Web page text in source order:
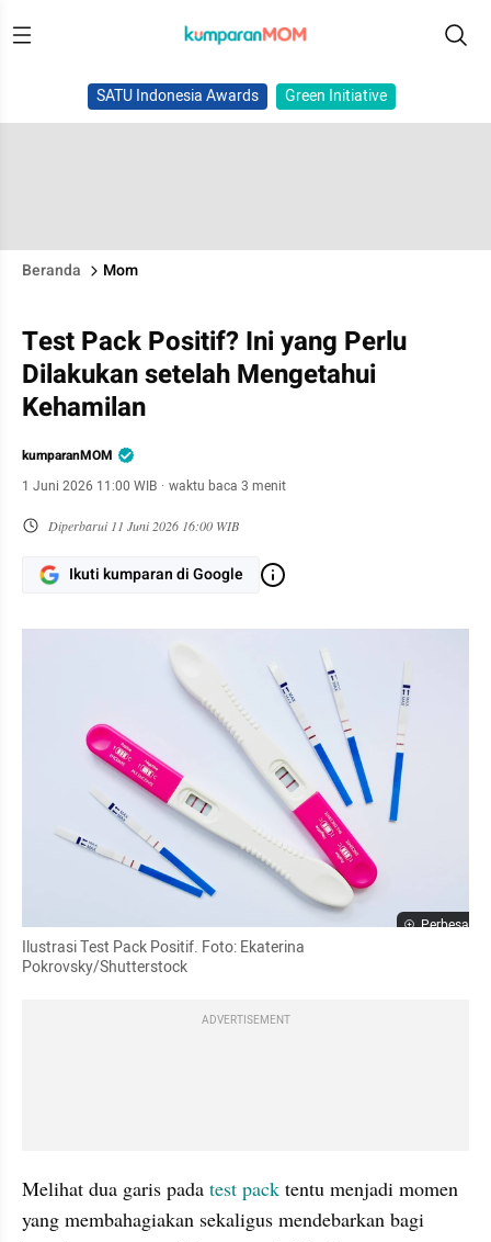
SATU Indonesia Awards Green Initiative
Beranda Mom
Test Pack Positif? Ini yang Perlu
Dilakukan setelah Mengetahui
Kehamilan
kumparanMOM
1 Juni 2026 11:00 WIB · waktu baca 3 menit
Diperbarui 11 Juni 2026 16:00 WIB
Ikuti kumparan di Google
Perbesar
Ilustrasi Test Pack Positif. Foto: Ekaterina
Pokrovsky/Shutterstock
ADVERTISEMENT
Melihat dua garis pada test pack tentu menjadi momen
yang membahagiakan sekaligus mendebarkan bagi